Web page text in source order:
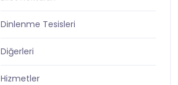
Dinlenme Tesisleri
Diğerleri
Hizmetler